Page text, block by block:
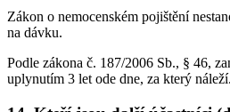
Zákon o nemocenském pojištění
na dávku.
Podle zákona č. 187/2006 Sb., § 46,
uplynutím 3 let ode dne, za který náleží.